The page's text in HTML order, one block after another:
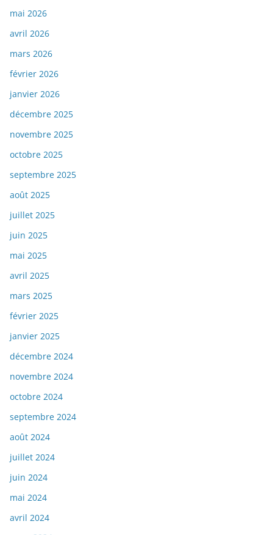
mai 2026
avril 2026
mars 2026
février 2026
janvier 2026
décembre 2025
novembre 2025
octobre 2025
septembre 2025
août 2025
juillet 2025
juin 2025
mai 2025
avril 2025
mars 2025
février 2025
janvier 2025
décembre 2024
novembre 2024
octobre 2024
septembre 2024
août 2024
juillet 2024
juin 2024
mai 2024
avril 2024